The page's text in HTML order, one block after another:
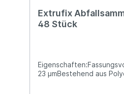
Extrufix
48 Stück
23 µmBestehend aus